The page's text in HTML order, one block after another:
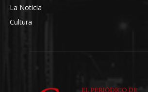
La Noticia
Cultura